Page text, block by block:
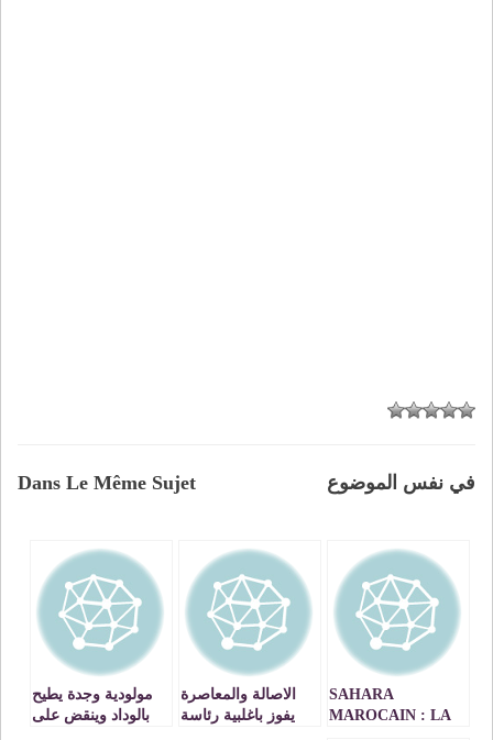
Dans Le Même Sujet في نفس الموضوع
SAHARA
MAROCAIN : LA
الاصالة والمعاصرة
يفوز باغلبية رئاسة
مولودية وجدة يطيح
بالوداد وينقض على